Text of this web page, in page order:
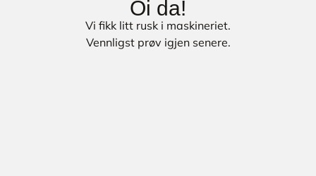
Oi da!
Vi fikk litt rusk i maskineriet.
Vennligst prøv igjen senere.